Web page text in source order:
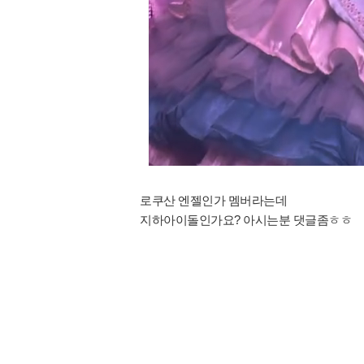
로쿠산 엔젤인가 멤버라는데
지하아이돌인가요? 아시는분 댓글좀ㅎㅎ